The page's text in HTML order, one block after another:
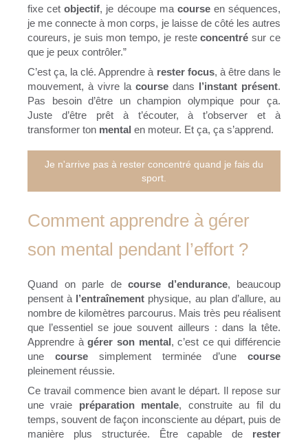
fixe cetobjectif, je découpe ma courseen séquences,
je me connecte à mon corps, je laisse de côté les autres
coureurs, je suis mon tempo, je resteconcentré sur ce
que je peux contrôler.”
C’est ça, la clé. Apprendre à rester focus, à être dans le
mouvement, à vivre la course dans l’instant présent.
Pas besoin d’être un champion olympique pour ça.
Juste d’être prêt à t’écouter, à t’observer et à
transformer ton mental en moteur. Et ça, ça s’apprend.
Je n'arrive pas à rester concentré quand je fais du
sport.
Comment apprendre à gérer
son mental pendant l’effort ?
Quand on parle decourse d’endurance, beaucoup
pensent à l’entraînement physique, au plan d’allure, au
nombre de kilomètres parcourus. Mais très peu réalisent
que l’essentiel se joue souvent ailleurs : dans la tête.
Apprendre àgérer son mental, c’est ce qui différencie
une course simplement terminée d’une course
pleinement réussie.
Ce travail commence bien avant le départ. Il repose sur
une vraie préparation mentale, construite au fil du
temps, souvent de façon inconsciente au départ, puis de
manière plus structurée. Être capable de rester